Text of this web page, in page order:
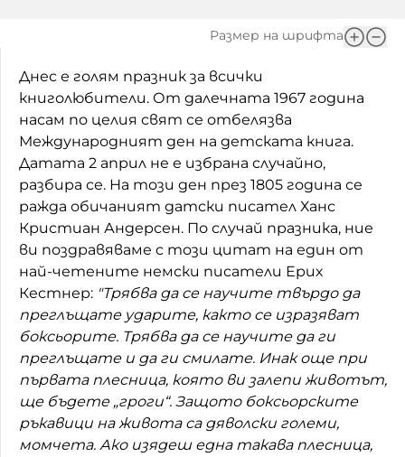
Златната ябълка
Непознатите думи
Като Айнщайн
Домашен любимец
Питаме Ви
До ре ми
Размер на шрифта
Днес е голям празник за всички
книголюбители. От далечната 1967 година
насам по целия свят се отбелязва
Международният ден на детската книга.
Датата 2 април не е избрана случайно,
разбира се. На този ден през 1805 година се
ражда обичаният датски писател Ханс
Кристиан Андерсен. По случай празника, ние
ви поздравяваме с този цитат на един от
най-четените немски писатели Ерих
Кестнер: "Трябва да се научите твърдо да
преглъщате ударите, както се изразяват
боксьорите. Трябва да се научите да ги
преглъщате и да ги смилате. Инак още при
първата плесница, която ви залепи животът,
ще бъдете „гроги“. Защото боксьорските
ръкавици на живота са дяволски големи,
момчета. Ако изядеш една такава плесница,